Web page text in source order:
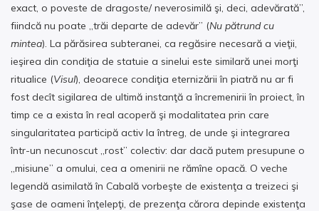
exact, o poveste de dragoste/ neverosimilă şi, deci, adevărată”,
fiindcă nu poate „trăi departe de adevăr” (Nu pătrund cu
mintea). La părăsirea subteranei, ca regăsire necesară a vieţii,
ieşirea din condiţia de statuie a sinelui este similară unei morţi
ritualice (Visul), deoarece condiţia eternizării în piatră nu ar fi
fost decît sigilarea de ultimă instanţă a încremenirii în proiect, în
timp ce a exista în real acoperă şi modalitatea prin care
singularitatea participă activ la întreg, de unde şi integrarea
într-un necunoscut „rost” colectiv: dar dacă putem presupune o
„misiune” a omului, cea a omenirii ne rămîne opacă. O veche
legendă asimilată în Cabală vorbeşte de existenţa a treizeci şi
şase de oameni înţelepţi, de prezenţa cărora depinde existenţa